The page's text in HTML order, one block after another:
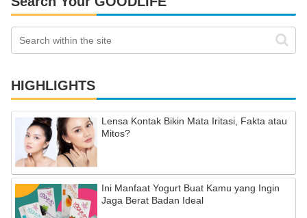
HIGHLIGHTS
Lensa Kontak Bikin Mata Iritasi, Fakta atau
Mitos?
Ini Manfaat Yogurt Buat Kamu yang Ingin
Jaga Berat Badan Ideal